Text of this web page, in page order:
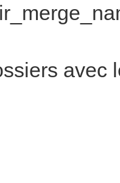
avec